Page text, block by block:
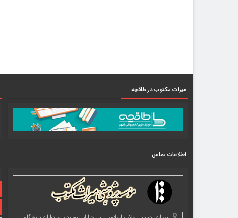
میرات مکتوب در طاقچه
اطلاعات تماس
تهران، خیابان انقلاب اسلامی، بین خیابان ابوریحان و خیابان دانشگاه،